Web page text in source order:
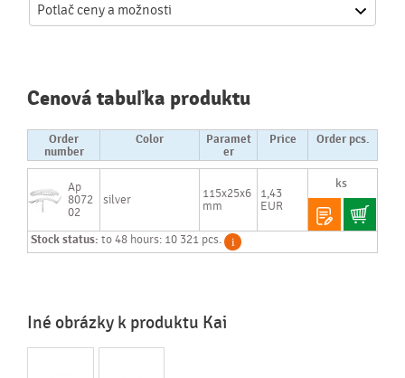
Potlačceny a možnosti
Cenová tabuľka produktu
Order
number
Color
Paramet
er
Price Order pcs.
Ap
8072
02
silver
115x25x6
mm
1,43
EUR
Stock status: to 48 hours: 10 321 pcs.
Iné obrázky k produktu Kai